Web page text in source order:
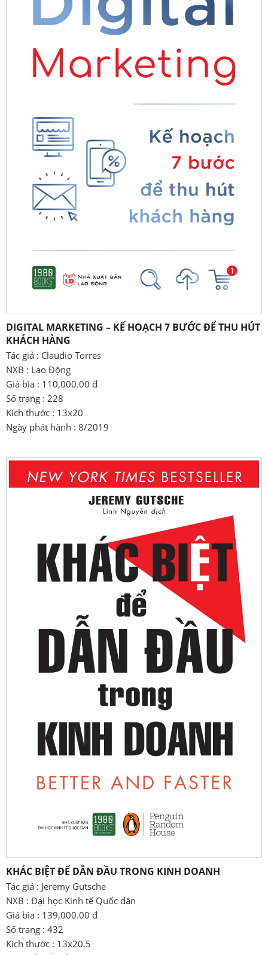
DIGITAL MARKETING – KẾ HOẠCH 7 BƯỚC ĐỂ THU HÚT
KHÁCH HÀNG
Tác giả : Claudio Torres
NXB : Lao Động
Giá bìa : 110,000.00 đ
Số trang : 228
Kích thước : 13x20
Ngày phát hành : 8/2019
KHÁC BIỆT ĐỂ DẪN ĐẦU TRONG KINH DOANH
Tác giả : Jeremy Gutsche
NXB : Đại học Kinh tế Quốc dân
Giá bìa : 139,000.00 đ
Số trang : 432
Kích thước : 13x20.5